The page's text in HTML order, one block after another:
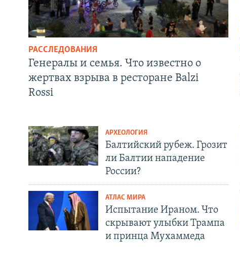
РАССЛЕДОВАНИЯ
Генералы и семья. Что известно о
жертвах взрыва в ресторане Balzi
Rossi
АРХЕОЛОГИЯ
Балтийский рубеж. Грозит
ли Балтии нападение
России?
АТЛАС МИРА
Испытание Ираном. Что
скрывают улыбки Трампа
и принца Мухаммеда